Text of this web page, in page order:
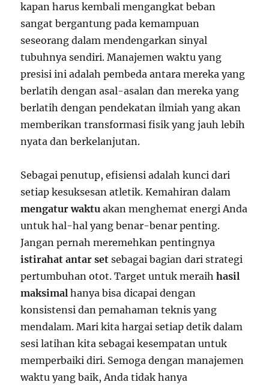
kapan harus kembali mengangkat beban
sangat bergantung pada kemampuan
seseorang dalam mendengarkan sinyal
tubuhnya sendiri. Manajemen waktu yang
presisi ini adalah pembeda antara mereka yang
berlatih dengan asal-asalan dan mereka yang
berlatih dengan pendekatan ilmiah yang akan
memberikan transformasi fisik yang jauh lebih
nyata dan berkelanjutan.
Sebagai penutup, efisiensi adalah kunci dari
setiap kesuksesan atletik. Kemahiran dalam
mengatur waktu akan menghemat energi Anda
untuk hal-hal yang benar-benar penting.
Jangan pernah meremehkan pentingnya
istirahat antar set sebagai bagian dari strategi
pertumbuhan otot. Target untuk meraihhasil
maksimal hanya bisa dicapai dengan
konsistensi dan pemahaman teknis yang
mendalam. Mari kita hargai setiap detik dalam
sesi latihan kita sebagai kesempatan untuk
memperbaiki diri. Semoga dengan manajemen
waktu yang baik, Anda tidak hanya